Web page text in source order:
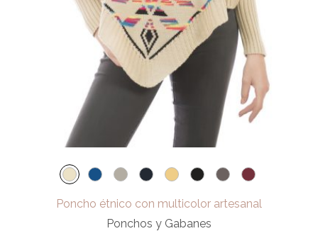
Poncho étnico con multicolor artesanal
Ponchos y Gabanes